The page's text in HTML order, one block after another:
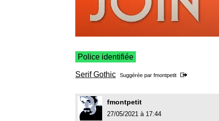
Police identifiée
Serif Gothic Suggérée par fmontpetit
fmontpetit
27/05/2021 à 17:44